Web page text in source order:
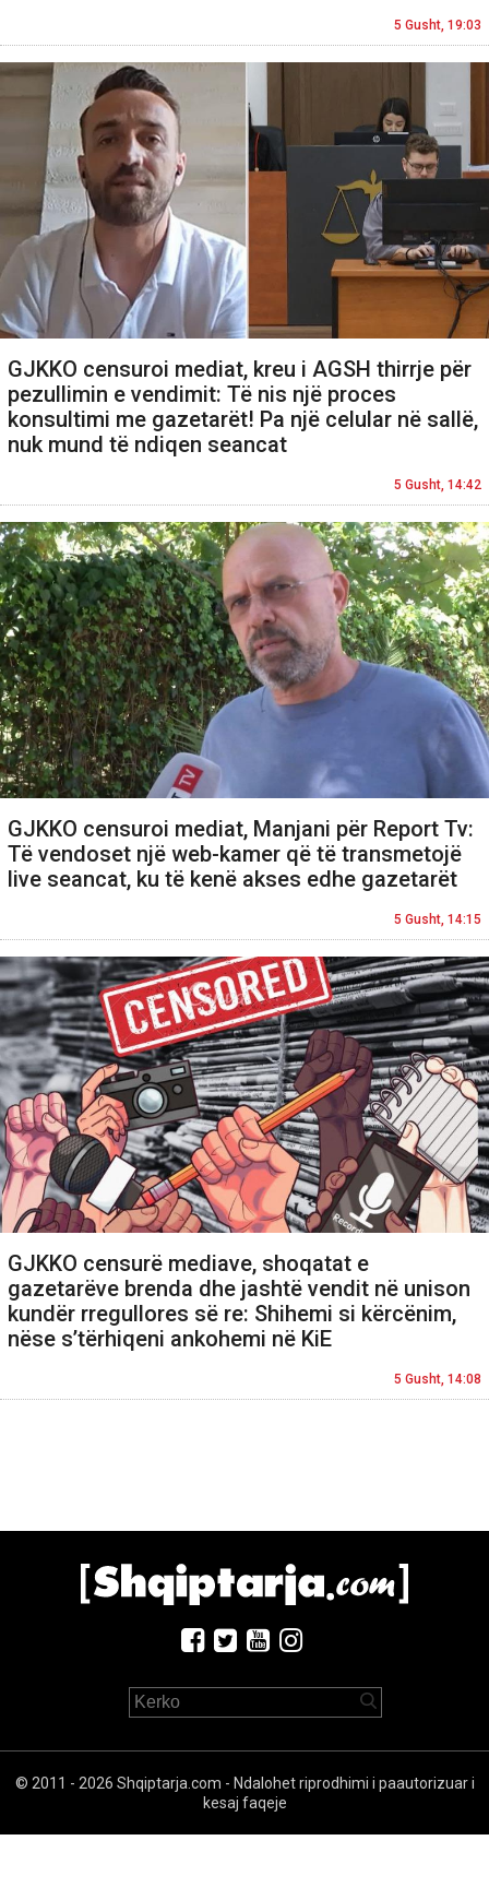
5 Gusht, 19:03
GJKKO censuroi mediat, kreu i AGSH thirrje për
pezullimin e vendimit: Të nis një proces
konsultimi me gazetarët! Pa një celular në sallë,
nuk mund të ndiqen seancat
5 Gusht, 14:42
GJKKO censuroi mediat, Manjani për Report Tv:
Të vendoset një web-kamer që të transmetojë
live seancat, ku të kenë akses edhe gazetarët
5 Gusht, 14:15
GJKKO censurë mediave, shoqatat e
gazetarëve brenda dhe jashtë vendit në unison
kundër rregullores së re: Shihemi si kërcënim,
nëse s’tërhiqeni ankohemi në KiE
5 Gusht, 14:08
© 2011 - 2026 Shqiptarja.com - Ndalohet riprodhimi i paautorizuar i
kesaj faqeje